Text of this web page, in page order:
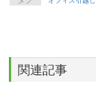
関連記事